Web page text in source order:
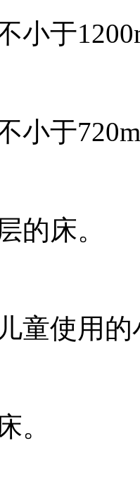
于
于
床。
使用的